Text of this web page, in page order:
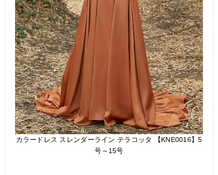
カラードレス スレンダーライン テラコッタ 【KNE0016】5
号～15号